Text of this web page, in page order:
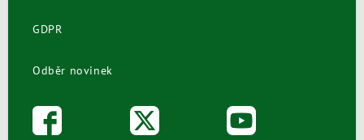
GDPR
Odběr novinek